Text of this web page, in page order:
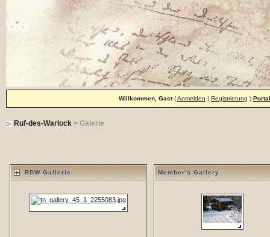
Willkommen, Gast(Anmelden | Registrierung ) Portal
Ruf-des-Warlock> Galerie
RDW Gallerie Member's Gallery